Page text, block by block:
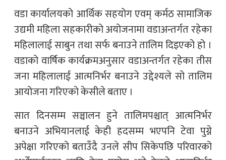
वडा कार्यालयको आर्थिक सहयोग एवम् कर्मठ सामाजिक
उद्यमी महिला सहकारीको अयोजनामा वडाअन्तर्गत रहेका
महिलालाई साबुन तथा सर्फ बनाउने तालिम दिइएको हो ।
वडाको वार्षिक कार्यक्रमअनुसार वडाअन्तर्गत रहेका तीस
जना महिलालाई आत्मनिर्भर बनाउने उद्देश्यले सो तालिम
आयोजना गरिएको केसीले बताए ।
सात दिनसम्म सञ्चालन हुने तालिमपश्चात् आत्मनिर्भर
बनाउने अभियानलाई केही हदसम्म भएपनि टेवा पुग्ने
अपेक्षा गरिएको बताउँदै उनले सीप सिकेपछि परिवारको